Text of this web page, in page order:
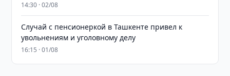
14:30 · 02/08
Случай с пенсионеркой в Ташкенте привел к
увольнениям и уголовному делу
16:15 · 01/08